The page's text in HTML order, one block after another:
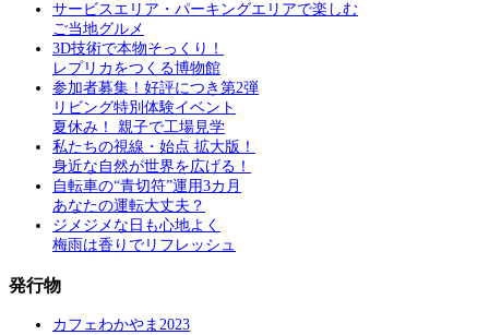
サービスエリア・パーキングエリアで楽しむ
ご当地グルメ
3D技術で本物そっくり！
レプリカをつくる博物館
参加者募集！好評につき第2弾
リビング特別体験イベント
夏休み！ 親子で工場見学
私たちの視線・始点 拡大版！
身近な自然が世界を広げる！
自転車の“青切符”運用3カ月
あなたの運転大丈夫？
ジメジメな日も心地よく
梅雨は香りでリフレッシュ
発行物
カフェわかやま2023